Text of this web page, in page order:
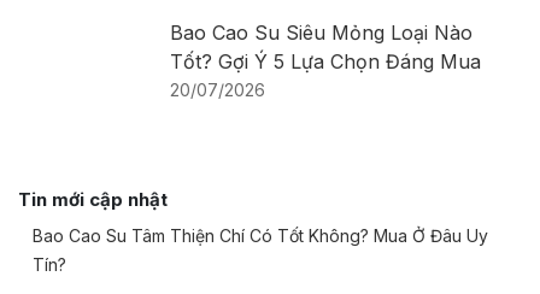
Bao Cao Su Siêu Mỏng Loại Nào
Tốt? Gợi Ý 5 Lựa Chọn Đáng Mua
20/07/2026
Tin mới cập nhật
Bao Cao Su Tâm Thiện Chí Có Tốt Không? Mua Ở Đâu Uy
Tín?